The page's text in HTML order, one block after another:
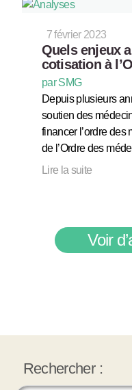
7 février 2023
Quels enjeux
cotisation à
par SMG
Depuis plusieurs
soutien des
financer l’ordre
de l’Ordre des
Lire la suite
Voir
Rechercher :